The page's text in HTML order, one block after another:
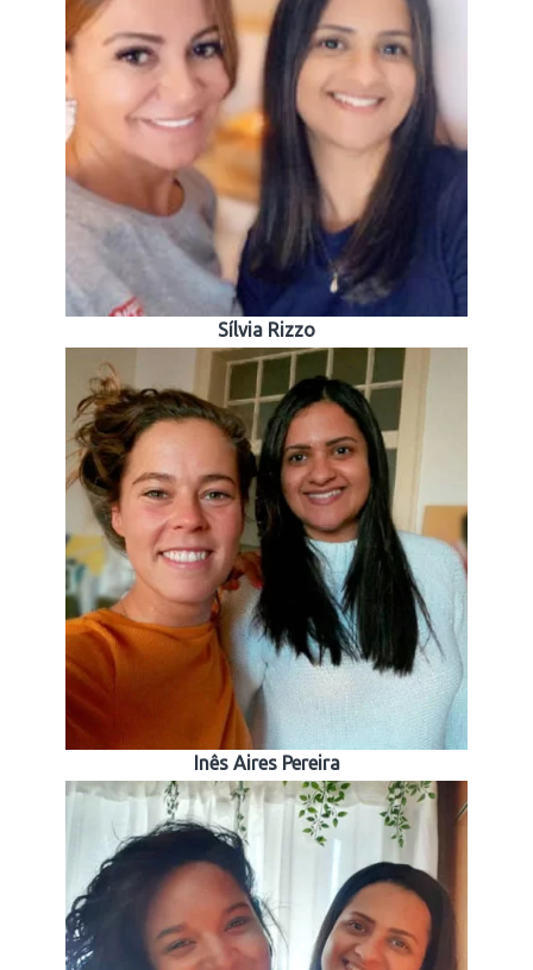
Sílvia Rizzo
Inês Aires Pereira